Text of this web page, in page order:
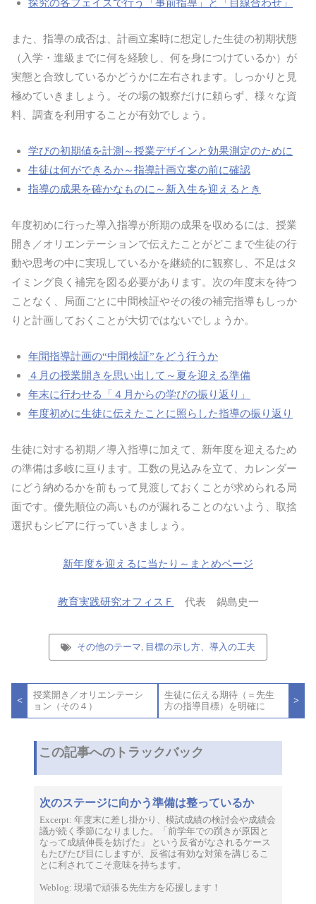
探究の各フェイズで行う「事前指導」と「目線合わせ」
また、指導の成否は、計画立案時に想定した生徒の初期状態
（入学・進級までに何を経験し、何を身につけているか）が
実態と合致しているかどうかに左右されます。しっかりと見
極めていきましょう。その場の観察だけに頼らず、様々な資
料、調査を利用することが有効でしょう。
学びの初期値を計測～授業デザインと効果測定のために
生徒は何ができるか～指導計画立案の前に確認
指導の成果を確かなものに～新入生を迎えるとき
年度初めに行った導入指導が所期の成果を収めるには、授業
開き／オリエンテーションで伝えたことがどこまで生徒の行
動や思考の中に実現しているかを継続的に観察し、不足はタ
イミング良く補完を図る必要があります。次の年度末を待つ
ことなく、局面ごとに中間検証やその後の補完指導もしっか
りと計画しておくことが大切ではないでしょうか。
年間指導計画の“中間検証”をどう行うか
４月の授業開きを思い出して～夏を迎える準備
年末に行わせる「４月からの学びの振り返り」
年度初めに生徒に伝えたことに照らした指導の振り返り
生徒に対する初期／導入指導に加えて、新年度を迎えるため
の準備は多岐に亘ります。工数の見込みを立て、カレンダー
にどう納めるかを前もって見渡しておくことが求められる局
面です。優先順位の高いものが漏れることのないよう、取捨
選択もシビアに行っていきましょう。
新年度を迎えるに当たり～まとめページ
教育実践研究オフィスＦ 代表 鍋島史一
その他のテーマ 目標の示し方、導入の工夫
稿
ビ
<
授業開き／オリエンテーシ
ョン（その４）
生徒に伝える期待（＝先生
方の指導目標）を明確に
>
この記事へのトラックバック
次のステージに向かう準備は整っているか
Excerpt: 年度末に差し掛かり、模試成績の検討会や成績会
議が続く季節になりました。「前学年での躓きが原因と
なって成績伸長を妨げた」 という反省がなされるケース
もたびたび目にしますが、反省は有効な対策を講じるこ
とに利されてこそ意味を持ちます。
Weblog: 現場で頑張る先生方を応援します！